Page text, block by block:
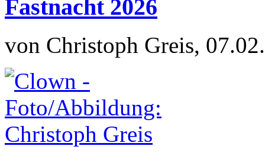
Fastnacht 2026
von Christoph Greis,